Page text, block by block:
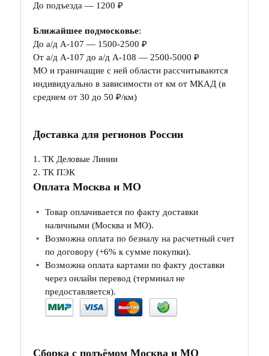
До подъезда — 1200 ₽
Ближайшее подмосковье:
До а/д А-107 — 1500-2500 ₽
От а/д А-107 до а/д А-108 — 2500-5000 ₽
МО и граничащие с ней области рассчитываются
индивидуально в зависимости от км от МКАД (в
среднем от 30 до 50 ₽/км)
Доставка для регионов России
1. ТК Деловые Линии
2. ТК ПЭК
Оплата Москва и МО
Товар оплачивается по факту доставки
наличными (Москва и МО).
Возможна оплата по безналу на расчетный счет
по договору (+6% к сумме покупки).
Возможна оплата картами по факту доставки
через онлайн перевод (терминал не
предоставляется).
Сборка с подъёмом Москва и МО